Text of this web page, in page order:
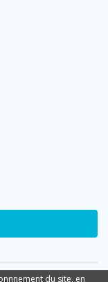
du site, en